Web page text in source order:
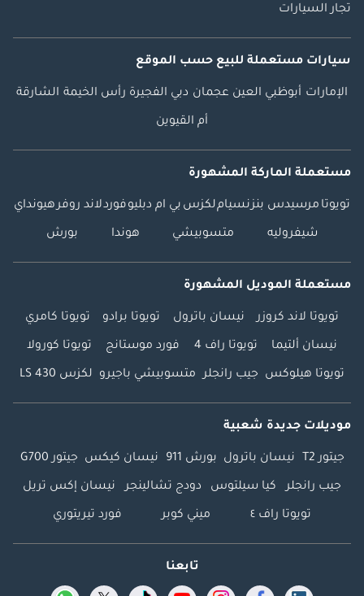
تجار السيارات
سيارات مستعملة للبيع حسب الموقع
الإمارات أبوظبي العين عجمان دبي الفجيرة رأس الخيمة الشارقة
أم القيوين
مستعملة الماركة المشهورة
تويوتا مرسيدس بنزنسياملكزس بي ام دبليوفوردلاند روفرهيونداي
شيفروليه متسوبيشي هوندا بورش
مستعملة الموديل المشهورة
تويوتا لاند كروزر نيسان باترول تويوتا برادو تويوتا كامري
نيسان ألتيما تويوتا راف 4 فورد موستانج تويوتا كورولا
تويوتا هيلوكس جيب رانجلر متسوبيشي باجيرو لكزس LS 430
موديلات جديدة شعبية
جيتور T2 نيسان باترول بورش 911 نيسان كيكس جيتور G700
جيب رانجلر كيا سيلتوس دودج تشالينجر نيسان إكس تريل
تويوتا راف ٤ ميني كوبر فورد تيريتوري
تابعنا